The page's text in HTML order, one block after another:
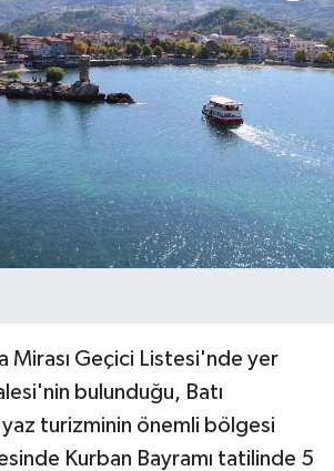
Mirası Geçici Listesi'nde yer
bulunduğu, Batı
turizminin önemli bölgesi
Kurban Bayramı tatilinde 5